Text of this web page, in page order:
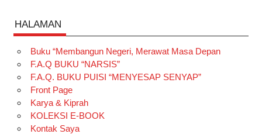
HALAMAN
Buku “Membangun Negeri, Merawat Masa Depan
F.A.Q BUKU “NARSIS”
F.A.Q. BUKU PUISI “MENYESAP SENYAP”
Front Page
Karya & Kiprah
KOLEKSI E-BOOK
Kontak Saya